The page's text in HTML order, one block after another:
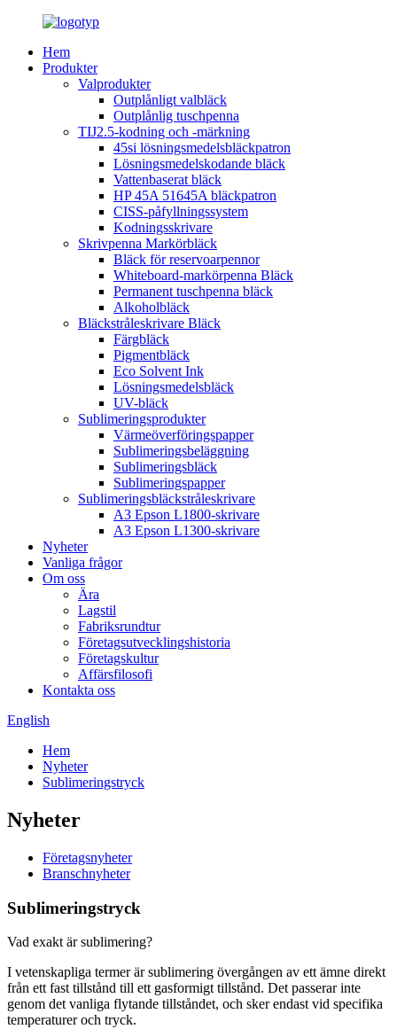
Hem
Produkter
Valprodukter
Outplånligt valbläck
Outplånlig tuschpenna
TIJ2.5-kodning och -märkning
45si lösningsmedelsbläckpatron
Lösningsmedelskodande bläck
Vattenbaserat bläck
HP 45A 51645A bläckpatron
CISS-påfyllningssystem
Kodningsskrivare
Skrivpenna Markörbläck
Bläck för reservoarpennor
Whiteboard-markörpenna Bläck
Permanent tuschpenna bläck
Alkoholbläck
Bläckstråleskrivare Bläck
Färgbläck
Pigmentbläck
Eco Solvent Ink
Lösningsmedelsbläck
UV-bläck
Sublimeringsprodukter
Värmeöverföringspapper
Sublimeringsbeläggning
Sublimeringsbläck
Sublimeringspapper
Sublimeringsbläckstråleskrivare
A3 Epson L1800-skrivare
A3 Epson L1300-skrivare
Nyheter
Vanliga frågor
Om oss
Ära
Lagstil
Fabriksrundtur
Företagsutvecklingshistoria
Företagskultur
Affärsfilosofi
Kontakta oss
English
Hem
Nyheter
Sublimeringstryck
Nyheter
Företagsnyheter
Branschnyheter
Sublimeringstryck
Vad exakt är sublimering?
I vetenskapliga termer är sublimering övergången av ett ämne direkt
från ett fast tillstånd till ett gasformigt tillstånd. Det passerar inte
genom det vanliga flytande tillståndet, och sker endast vid specifika
temperaturer och tryck.